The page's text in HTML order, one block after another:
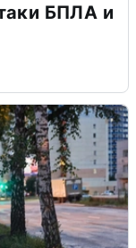
БПЛА и